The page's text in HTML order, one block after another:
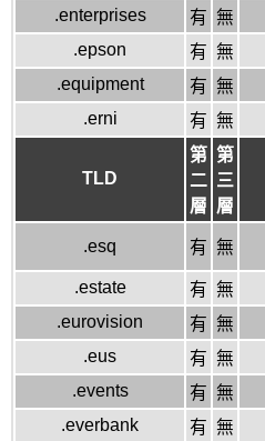
.enterprises
有 無
.epson
有 無
.equipment
有 無
.erni
有 無
TLD
第
二
層
第
三
層
.esq 有 無
.estate
有 無
.eurovision
有 無
.eus
有 無
.events
有 無
.everbank
有 無